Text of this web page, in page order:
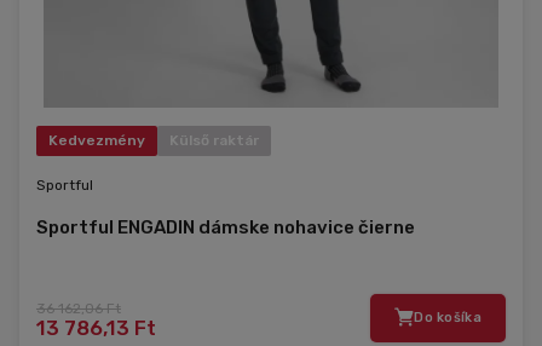
Kedvezmény Külső raktár
Sportful
Sportful ENGADIN dámske nohavice čierne
36 162,06 Ft
13 786,13 Ft Do košíka